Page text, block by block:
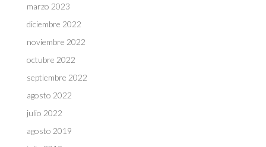
marzo 2023
diciembre 2022
noviembre 2022
octubre 2022
septiembre 2022
agosto 2022
julio 2022
agosto 2019